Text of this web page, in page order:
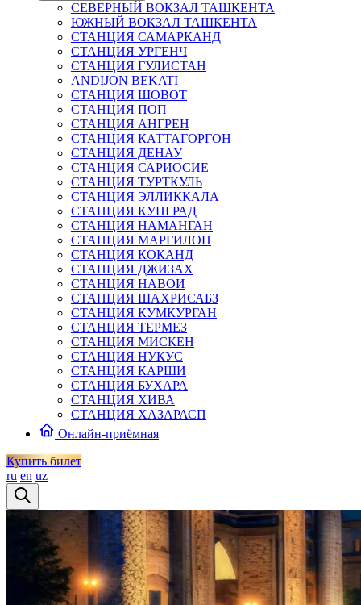
СЕВЕРНЫЙ ВОКЗАЛ ТАШКЕНТА
ЮЖНЫЙ ВОКЗАЛ ТАШКЕНТА
СТАНЦИЯ САМАРКАНД
СТАНЦИЯ УРГЕНЧ
СТАНЦИЯ ГУЛИСТАН
ANDIJON BEKATI
СТАНЦИЯ ШОВОТ
СТАНЦИЯ ПОП
СТАНЦИЯ АНГРЕН
СТАНЦИЯ КАТТАГОРГОН
СТАНЦИЯ ДЕНАУ
СТАНЦИЯ САРИОСИЕ
СТАНЦИЯ ТУРТКУЛЬ
СТАНЦИЯ ЭЛЛИККАЛА
СТАНЦИЯ КУНГРАД
СТАНЦИЯ НАМАНГАН
СТАНЦИЯ МАРГИЛОН
СТАНЦИЯ КОКАНД
СТАНЦИЯ ДЖИЗАХ
СТАНЦИЯ НАВОИ
СТАНЦИЯ ШАХРИСАБЗ
СТАНЦИЯ КУМКУРГАН
СТАНЦИЯ ТЕРМЕЗ
СТАНЦИЯ МИСКЕН
СТАНЦИЯ НУКУС
СТАНЦИЯ КАРШИ
СТАНЦИЯ БУХАРА
СТАНЦИЯ ХИВА
СТАНЦИЯ ХАЗАРАСП
Онлайн-приёмная
Купить билет
ru en uz